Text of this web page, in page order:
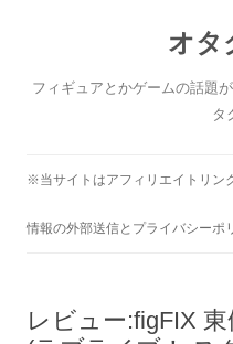
へ
ス
オタ
フィギュアとかゲームの話題
タ
※当サイトはアフィリエイトリン
情報の外部送信とプライバシーポ
レビュー:figFIX